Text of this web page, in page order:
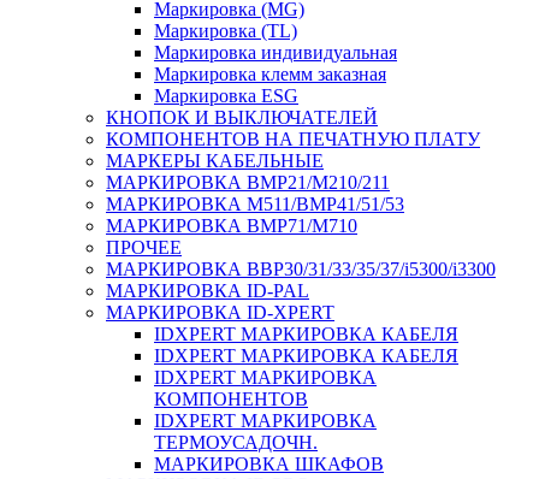
Маркировка (MG)
Маркировка (TL)
Маркировка индивидуальная
Маркировка клемм заказная
Маркировка ESG
КНОПОК И ВЫКЛЮЧАТЕЛЕЙ
КОМПОНЕНТОВ НА ПЕЧАТНУЮ ПЛАТУ
МАРКЕРЫ КАБЕЛЬНЫЕ
МАРКИРОВКА BMP21/M210/211
МАРКИРОВКА M511/BMP41/51/53
МАРКИРОВКА BMP71/M710
ПРОЧЕЕ
МАРКИРОВКА BBP30/31/33/35/37/i5300/i3300
МАРКИРОВКА ID-PAL
МАРКИРОВКА ID-XPERT
IDXPERT МАРКИРОВКА КАБЕЛЯ
IDXPERT МАРКИРОВКА КАБЕЛЯ
IDXPERT МАРКИРОВКА
КОМПОНЕНТОВ
IDXPERT МАРКИРОВКА
ТЕРМОУСАДОЧН.
МАРКИРОВКА ШКАФОВ